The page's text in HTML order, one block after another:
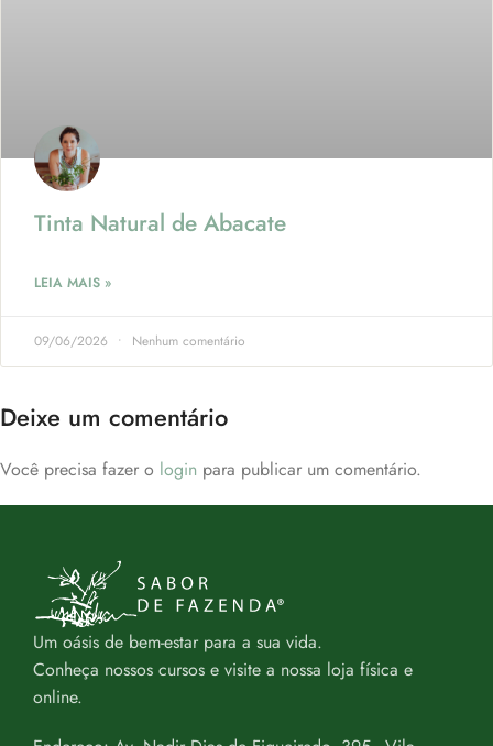
Tinta Natural de Abacate
LEIA MAIS »
09/06/2026 Nenhum comentário
Deixe um comentário
Você precisa fazer o login para publicar um comentário.
Um oásis de bem-estar para a sua vida.
Conheça nossos cursos e visite a nossa loja física e
online.